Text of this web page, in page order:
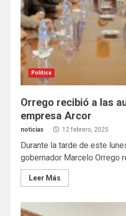
Política
Orrego recibió a las
empresa Arcor
noticias 12 febrero, 2025
Durante la tarde de este
gobernador Marcelo Orrego
Leer Más